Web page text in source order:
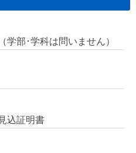
学部･学科は問いません）
込証明書